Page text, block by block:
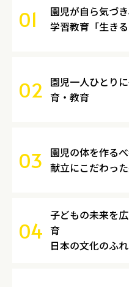
01
園児が自ら気づ
学習教育「生き
02 園児一人ひとり
育・教育
03
園児の体を作る
献立にこだわっ
04
子どもの未来を
育
日本の文化のふ